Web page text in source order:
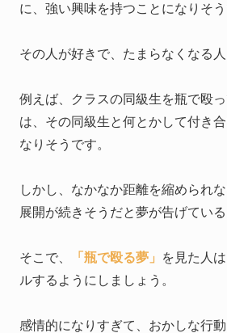
に、強い興味を持つことになりそう
その人が好きで、たまらなくなる人
例えば、クラスの同級生を瓶で殴
は、その同級生と何とかして付き
なりそうです。
しかし、なかなか距離を縮められ
展開が続きそうだと夢が告げている
そこで、 「瓶で殴る夢」
を見た人
ルするようにしましょう。
感情的になりすぎて、おかしな行